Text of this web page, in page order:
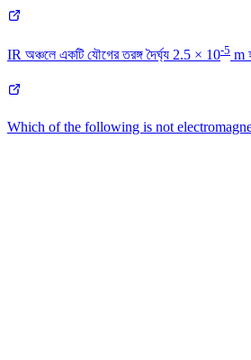
IR অঞ্চলে একটি যৌগের তরঙ্গ দৈর্ঘ্য 2.5 × 10-5 m
Which of the following is not